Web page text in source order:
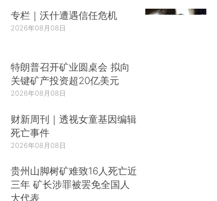
专栏｜沃什遭遇信任危机
2026年08月08日
特朗普召开矿业圆桌会 拟向
关键矿产投资超20亿美元
2026年08月08日
财新周刊｜透视女童基因编辑
死亡事件
2026年08月08日
贵州山脚树矿难致16人死亡近
三年 矿长涉罪被罢免全国人
大代表